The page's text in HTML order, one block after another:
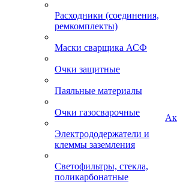
Расходники (соединения,
ремкомплекты)
Маски сварщика АСФ
Очки защитные
Паяльные материалы
Очки газосварочные
Электрододержатели и
клеммы заземления
Светофильтры, стекла,
поликарбонатные